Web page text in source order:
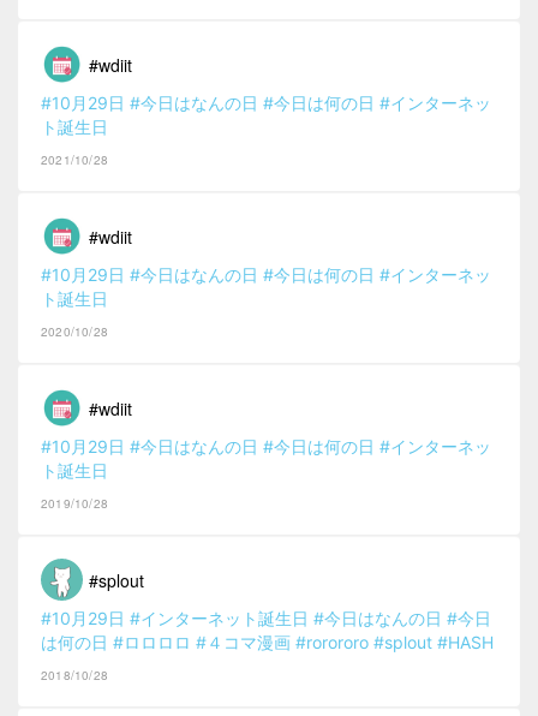
#wdiit
#10月29日 #今日はなんの日 #今日は何の日 #インターネッ
ト誕生日
2021/10/28
#wdiit
#10月29日 #今日はなんの日 #今日は何の日 #インターネッ
ト誕生日
2020/10/28
#wdiit
#10月29日 #今日はなんの日 #今日は何の日 #インターネッ
ト誕生日
2019/10/28
#splout
#10月29日 #インターネット誕生日 #今日はなんの日 #今日
は何の日 #ロロロロ #４コマ漫画 #rorororo #splout #HASH
2018/10/28